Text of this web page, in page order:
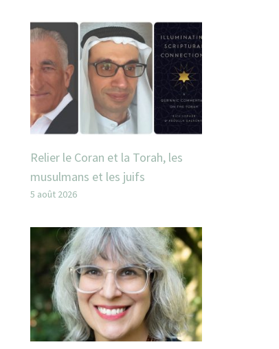
Relier le Coran et la Torah, les
musulmans et les juifs
5 août 2026